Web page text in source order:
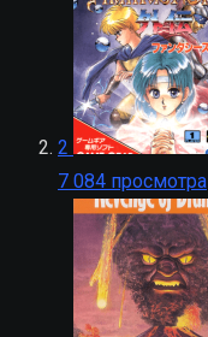
2
7 084 просмотра